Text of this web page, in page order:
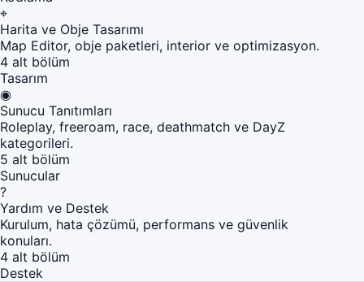
⌖
Harita ve Obje Tasarımı
Map Editor, obje paketleri, interior ve optimizasyon.
4 alt bölüm
Tasarım
◉
Sunucu Tanıtımları
Roleplay, freeroam, race, deathmatch ve DayZ
kategorileri.
5 alt bölüm
Sunucular
?
Yardım ve Destek
Kurulum, hata çözümü, performans ve güvenlik
konuları.
4 alt bölüm
Destek